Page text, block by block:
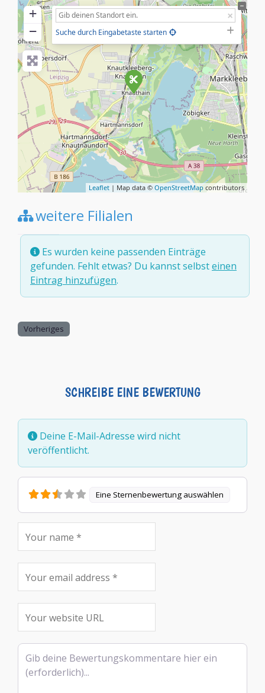
+
−
Suche durch Eingabetaste starten
Leaflet | Map data © OpenStreetMap contributors
weitere Filialen
Es wurden keine passenden Einträge
gefunden. Fehlt etwas? Du kannst selbsteinen
Eintrag hinzufügen.
Vorheriges
SCHREIBE EINE BEWERTUNG
Deine E-Mail-Adresse wird nicht
veröffentlicht.
Eine Sternenbewertung auswählen
Rezensionstext